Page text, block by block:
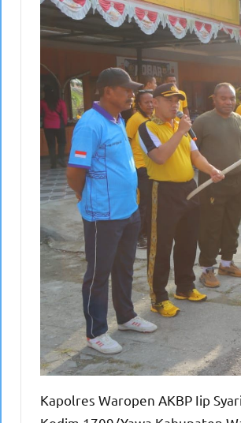
Kapolres Waropen AKBP Iip